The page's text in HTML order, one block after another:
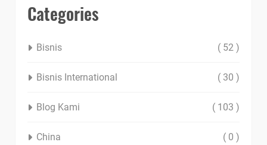
Categories
Bisnis ( 52 )
Bisnis International ( 30 )
Blog Kami ( 103 )
China ( 0 )